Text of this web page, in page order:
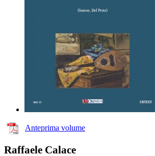
Anteprima volume
Raffaele Calace